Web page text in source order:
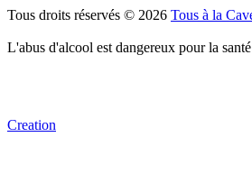
Tous droits réservés © 2026 Tous à la
L'abus d'alcool est dangereux pour la
Creation